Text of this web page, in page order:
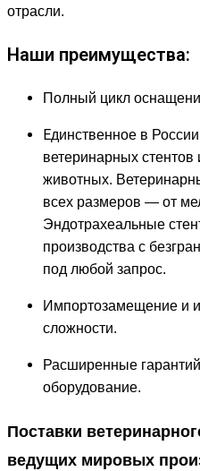
отрасли.
Наши преимущества:
Полный цикл
Единственное в
ветеринарных стентов
животных.
всех размеров — от
Эндотрахеальные
производства с
под любой запрос.
Импортозамещение и
сложности.
Расширенные
оборудование.
Поставки
ведущих мировых